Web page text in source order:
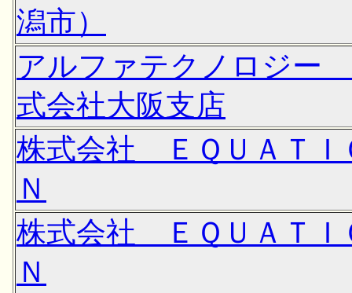
潟市）
アルファテクノロジー
式会社大阪支店
株式会社 ＥＱＵＡＴＩ
Ｎ
株式会社 ＥＱＵＡＴＩ
Ｎ